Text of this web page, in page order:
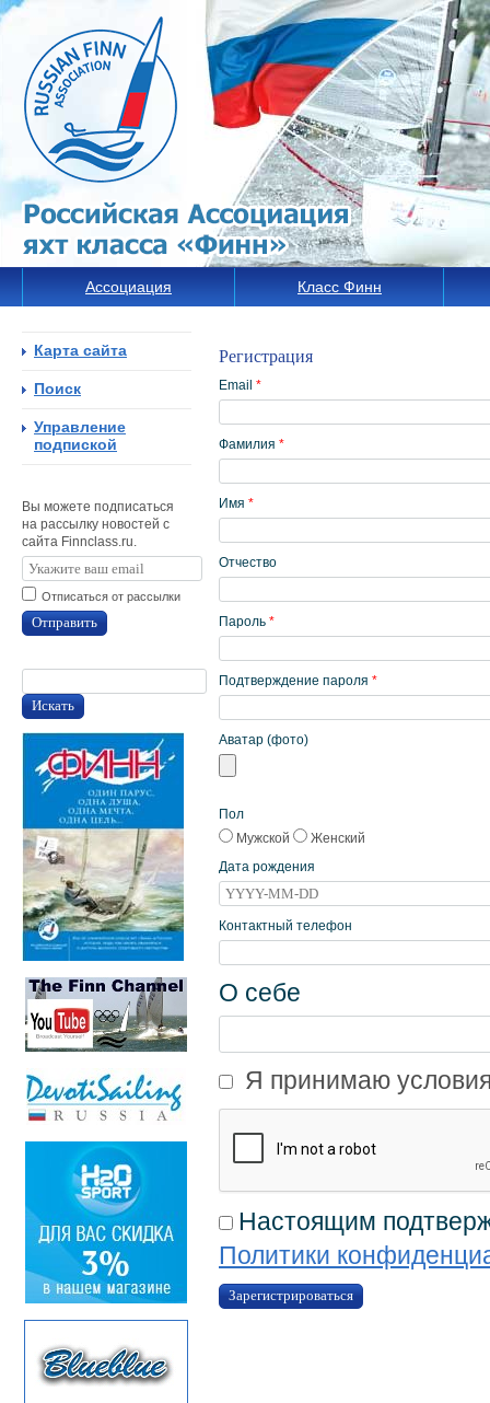
Ассоциация Класс Финн
Регистрация
Email *
Фамилия *
Имя *
Отчество
Пароль *
Подтверждение пароля *
Аватар (фото)
Пол
Мужской
Женский
Дата рождения
Контактный телефон
О себе
Я принимаю
Настоящим
Политики
Зарегистрироваться
Карта сайта
Поиск
Управление
подпиской
Вы можете подписаться
на рассылку новостей с
сайта Finnclass.ru.
Отписаться от рассылки
Отправить
Искать